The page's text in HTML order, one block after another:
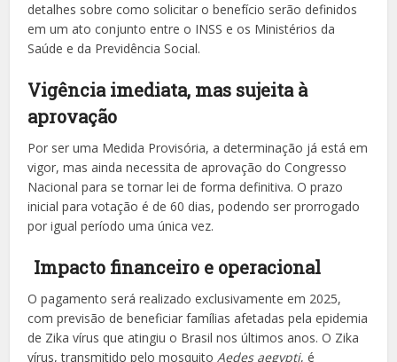
detalhes sobre como solicitar o benefício serão definidos
em um ato conjunto entre o INSS e os Ministérios da
Saúde e da Previdência Social.
Vigência imediata, mas sujeita à
aprovação
Por ser uma Medida Provisória, a determinação já está em
vigor, mas ainda necessita de aprovação do Congresso
Nacional para se tornar lei de forma definitiva. O prazo
inicial para votação é de 60 dias, podendo ser prorrogado
por igual período uma única vez.
Impacto financeiro e operacional
O pagamento será realizado exclusivamente em 2025,
com previsão de beneficiar famílias afetadas pela epidemia
de Zika vírus que atingiu o Brasil nos últimos anos. O Zika
vírus, transmitido pelo mosquitoAedes aegypti, é